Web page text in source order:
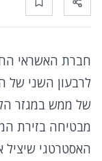
Share
Bookmark
חברת האשראי
לרבעון השני של
של ממש במגזר
מבטיחה בזירת
האסטרטגי